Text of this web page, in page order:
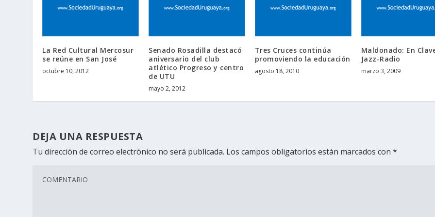
La Red Cultural Mercosur
se reúne en San José
octubre 10, 2012
Senado Rosadilla destacó
aniversario del club
atlético Progreso y centro
de UTU
mayo 2, 2012
Tres Cruces continúa
promoviendo la educación
agosto 18, 2010
Maldonado: En
Jazz-Radio
marzo 3, 2009
DEJA UNA RESPUESTA
Tu dirección de correo electrónico no será publicada. Los campos obligatorios están marcados con*